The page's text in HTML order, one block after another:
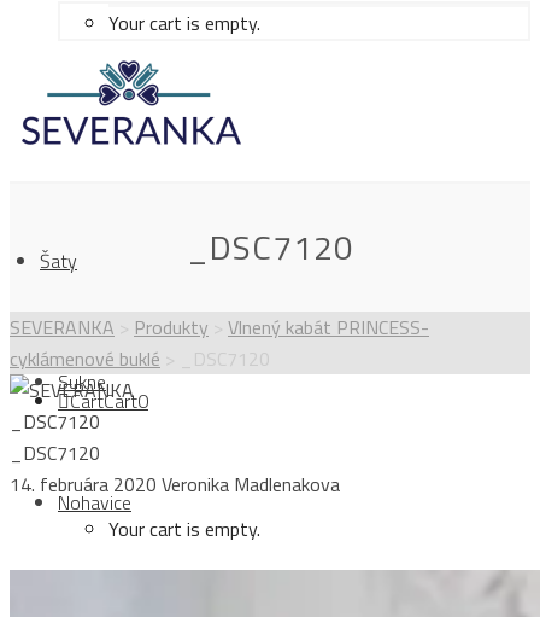
Your cart is empty.
Šaty
Sukne
Nohavice
CartCart0
Your cart is empty.
_DSC7120
SEVERANKA Produkty
Vlnený kabát PRINCESS-
cyklámenové buklé
_DSC7120
_DSC7120
_DSC7120
14. februára 2020 Veronika Madlenakova